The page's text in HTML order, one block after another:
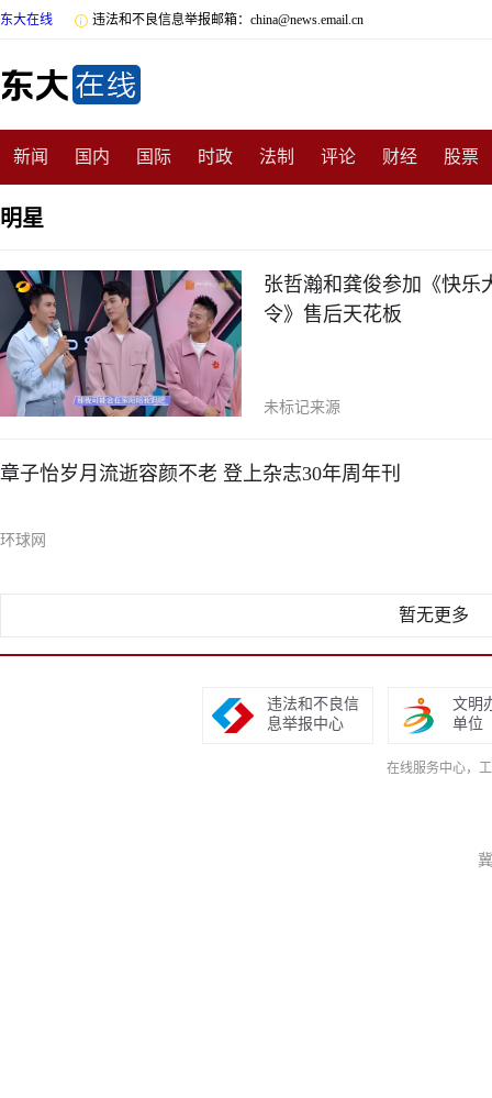
东大在线  违法和不良信息举报邮箱：china@news.email.cn
新闻 国内 国际 时政 法制 评论 财经 股票
数码
非遗 公益 娱乐 游戏
明星
张哲瀚和龚俊参加《快乐
令》售后天花板
未标记来源
章子怡岁月流逝容颜不老 登上杂志30年周年刊
环球网
暂无更多
违法和不良信
息举报中心
文明
单位
在线服务中心，